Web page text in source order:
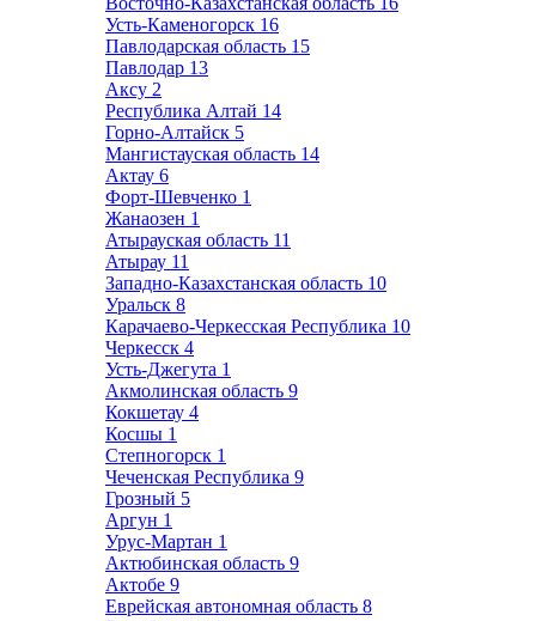
Усть-Каменогорск 16
Павлодарская область 15
Павлодар 13
Аксу 2
Республика Алтай 14
Горно-Алтайск 5
Мангистауская область 14
Актау 6
Форт-Шевченко 1
Жанаозен 1
Атырауская область 11
Атырау 11
Западно-Казахстанская область 10
Уральск 8
Карачаево-Черкесская Республика 10
Черкесск 4
Усть-Джегута 1
Акмолинская область 9
Кокшетау 4
Косшы 1
Степногорск 1
Чеченская Республика 9
Грозный 5
Аргун 1
Урус-Мартан 1
Актюбинская область 9
Актобе 9
Еврейская автономная область 8